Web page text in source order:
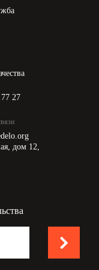
27
дом 12,